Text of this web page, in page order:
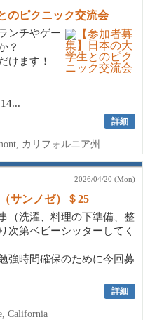
のピクニック交流会
ンチやゲー
？
けます！
詳細
カリフォルニア州
2026/04/20 (Mon)
サンノゼ）＄25
（洗濯、料理の下準備、整
次第ベビーシッターしてく
強時間確保のために今回募
詳細
California